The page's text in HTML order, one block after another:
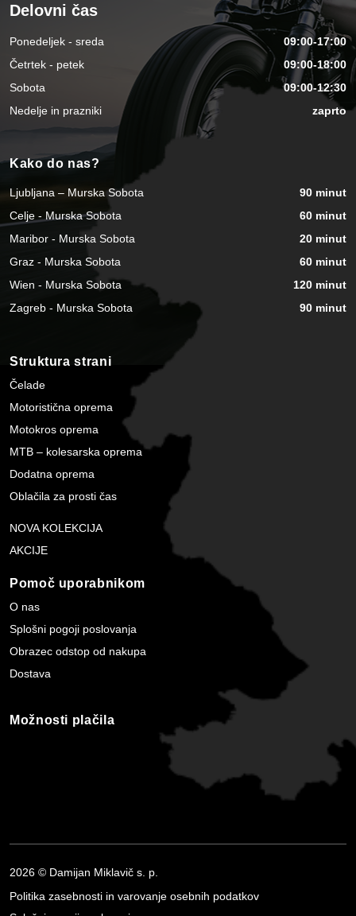
Delovni čas
Ponedeljek - sreda
09:00-17:00
Četrtek - petek
09:00-18:00
Sobota
09:00-12:30
Nedelje in prazniki
zaprto
Kako do nas?
Ljubljana – Murska Sobota
90 minut
Celje - Murska Sobota
60 minut
Maribor - Murska Sobota
20 minut
Graz - Murska Sobota
60 minut
Wien - Murska Sobota
120 minut
Zagreb - Murska Sobota
90 minut
Struktura strani
Čelade
Motoristična oprema
Motokros oprema
MTB – kolesarska oprema
Dodatna oprema
Oblačila za prosti čas
NOVA KOLEKCIJA
AKCIJE
Pomoč uporabnikom
O nas
Splošni pogoji poslovanja
Obrazec odstop od nakupa
Dostava
Možnosti plačila
2026 © Damijan Miklavič s. p.
Politika zasebnosti in varovanje osebnih podatkov